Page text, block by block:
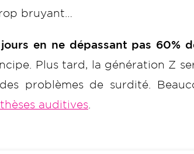
bruyant…
en ne dépassant pas 60%
Plus tard, la génération Z
problèmes de surdité.
auditives